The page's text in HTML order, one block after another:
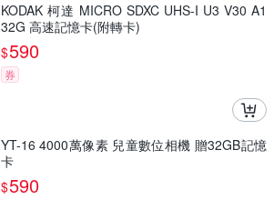
KODAK 柯達 MICRO SDXC UHS-I U3 V30 A1
32G 高速記憶卡(附轉卡)
$590
券
YT-16 4000萬像素 兒童數位相機 贈32GB記憶
卡
$590